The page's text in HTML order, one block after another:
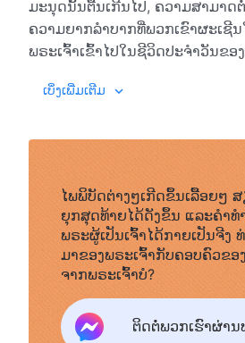
ມະນຸດນັ້ນຕື້ນເກີນໄປ, ຄວາມສາມາດ
ຄວາມຍາກລຳບາກທີ່ພວກເຂົາຜະເຊີ
ພຣະເຈົ້າເຂົ້າໄປໃນຊີວິດປະຈຳວັນຂ
ບໍ່ເຮັດໃຫ້ຜູ້ຄົນຖືກຮັບ ແລະ ເຮັດໃຫ້
ປາດຖະໜາເດີມຂອງພຣະເຈົ້າ; ກົງກັ
ຄວາມຄິດເຫັນກ່ຽວກັບສາດສະໜາທີ່
ປ່ຽນແປງຫຼັງຈາກທີ່ຮັບເອົາພຣະທໍາ
ຄວາມເຊື່ອທີ່ຜິດຂອງພວກເຂົາ. ເມື່ອ
ພວກເຂົາດຳລົງຊີວິດ ແລະ ມີປະຕິສ
ຄົນໆໜຶ່ງສາມາດເວົ້າໄດ້ວ່າ ກໍລະນີ
ຊີວິດໃໝ່ຫຼັງຈາກທີ່ເລີ່ມຕົ້ນເຊື່ອໃນພ
ຄວາມຈິງ, ປະຕິບັດຕາມມັນ.
ຕົວຢ່າງເຊັ່ນ ການເຊື່ອໃນພຣະເຢຊູ.
ພວກເຂົາໃນພຣະເຈົ້າກໍບໍ່ໄດ້ເຕີບໂ
ຈະປະຖິ້ມຄວາມເຊື່ອຂອງພວກເຂົາ,
ອ່ອນນ້ອມຕໍ່ພຣະອົງ. ຄວາມເຊື່ອຂອ
ເຂົາຫຍັບເຂົ້າໃກ້ມັນດ້ວຍຕາຂ້າງໜຶ່ງ
ຢູ່ໃນສະພາວະສັບສົນເຊັ່ນນີ້ ແລະ ຕ
ຈິງ, ເຈົ້າຕ້ອງວາງຕີນບົນ ເສັ້ນທາງ
ຫາເພື່ອຮັກພຣະເຈົ້າ ແລະ ຮູ້ຈັກພຣະ
ສາມາດກິນ ແລະ ດື່ມພຣະທໍາຂອງພ
ມາຈາກຫົວໃຈສ່ວນເລິກຂອງເຈົ້າ.
ພຣະທຳ, ເຫຼັ້ມທີ 1. ກາ
ເບິ່ງເພີ່ມເຕີມ
ໄພພິບັດຕ່າງໆເກີດຂຶ້ນເລື້ອຍໆ
ຍຸກສຸດທ້າຍໄດ້ດັງຂຶ້ນ ແລະຄໍາ
ພຣະຜູ້ເປັນເຈົ້າໄດ້ກາຍເປັນຈີ
ມາຂອງພຣະເຈົ້າກັບຄອບຄົວຂອ
ຈາກພຣະເຈົ້າບໍ?
ຕິດຕໍ່ພວກເຮົາຜ່ານ